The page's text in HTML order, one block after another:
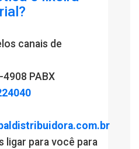
canais de
PABX
ligar para você para